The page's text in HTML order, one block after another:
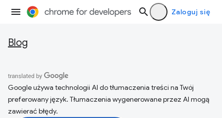
Zaloguj się
Blog
Google używa technologii AI do tłumaczenia treści na Twój
preferowany język. Tłumaczenia wygenerowane przez AI mogą
zawierać błędy.